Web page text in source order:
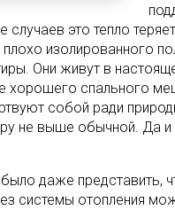
это тепло
изолированного
Они живут в
хорошего спального
собой ради
не выше обычной. Да
даже представить,
системы отопления